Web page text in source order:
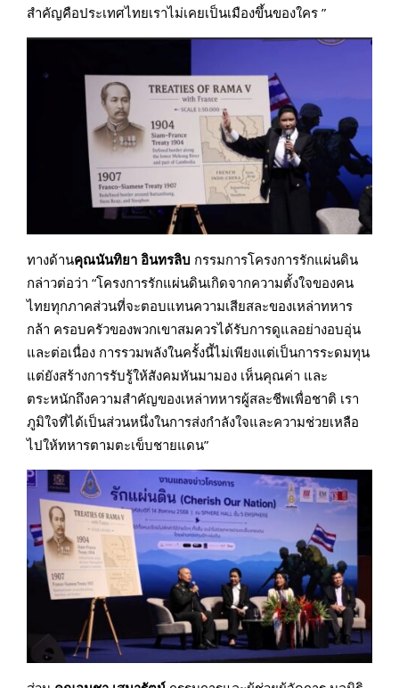
สำคัญคือประเทศไทยเราไม่เคยเป็นเมืองขึ้นของใคร ”
ทางด้านคุณนันทิยา อินทรลิบ กรรมการโครงการรักแผ่นดิน
กล่าวต่อว่า “โครงการรักแผ่นดินเกิดจากความตั้งใจของคน
ไทยทุกภาคส่วนที่จะตอบแทนความเสียสละของเหล่าทหาร
กล้า ครอบครัวของพวกเขาสมควรได้รับการดูแลอย่างอบอุ่น
และต่อเนื่อง การรวมพลังในครั้งนี้ไม่เพียงแต่เป็นการระดมทุน
แต่ยังสร้างการรับรู้ให้สังคมหันมามอง เห็นคุณค่า และ
ตระหนักถึงความสำคัญของเหล่าทหารผู้สละชีพเพื่อชาติ เรา
ภูมิใจที่ได้เป็นส่วนหนึ่งในการส่งกำลังใจและความช่วยเหลือ
ไปให้ทหารตามตะเข็บชายแดน”